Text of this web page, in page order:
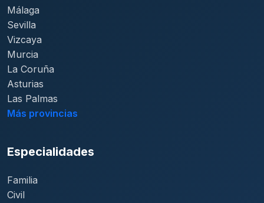
Málaga
Sevilla
Vizcaya
Murcia
La Coruña
Asturias
Las Palmas
Más provincias
Especialidades
Familia
Civil